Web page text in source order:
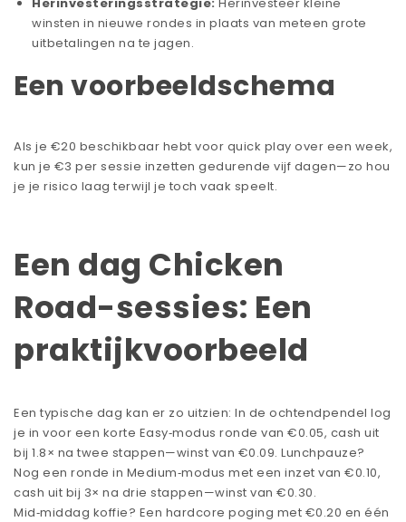
winsten in nieuwe rondes in plaats van meteen grote
uitbetalingen na te jagen.
Een voorbeeldschema
Als je €20 beschikbaar hebt voor quick play over een week,
kun je €3 per sessie inzetten gedurende vijf dagen—zo hou
je je risico laag terwijl je toch vaak speelt.
Een dag Chicken
Road-sessies: Een
praktijkvoorbeeld
Een typische dag kan er zo uitzien: In de ochtendpendel log
je in voor een korte Easy‑modus ronde van €0.05, cash uit
bij 1.8× na twee stappen—winst van €0.09. Lunchpauze?
Nog een ronde in Medium‑modus met een inzet van €0.10,
cash uit bij 3× na drie stappen—winst van €0.30.
Mid‑middag koffie? Een hardcore poging met €0.20 en één